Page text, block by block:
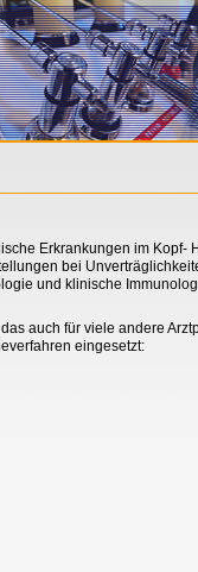
Erkrankungen im Kopf-
bei
und klinische
auch für viele andere
eingesetzt: